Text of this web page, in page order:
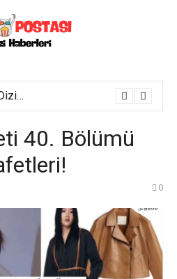
Bereketli Topraklar Dizisinin İlk Tanıtım Fragmanı Yayımlandı! Yeni dizi yakında Show TV’de başlıyor!
40. Bölümü
0